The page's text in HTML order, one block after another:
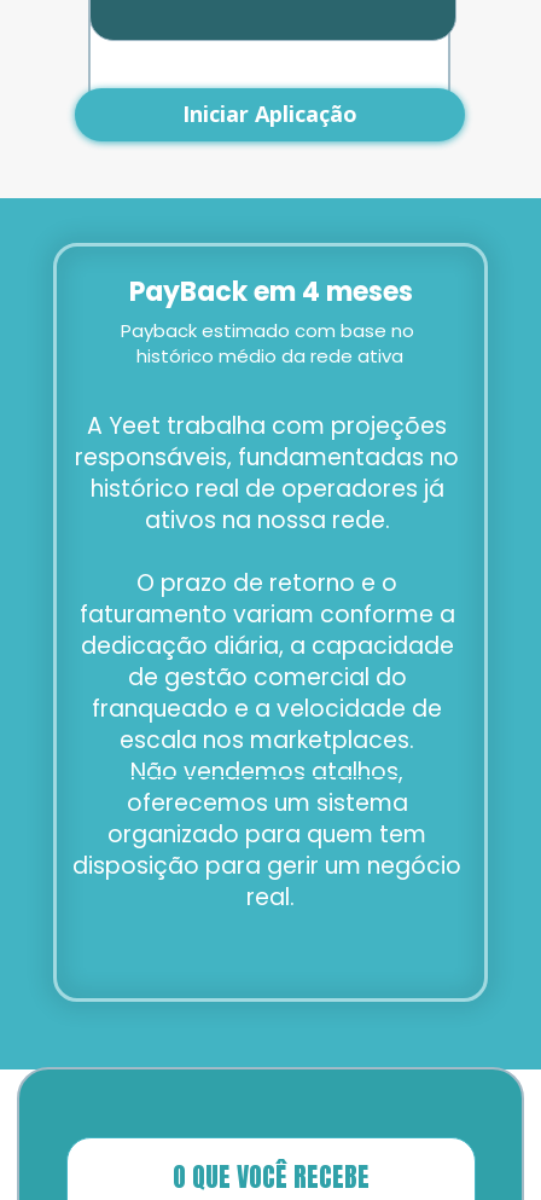
Iniciar Aplicação
PayBack em 4 meses
Payback estimado com base no
histórico médio da rede ativa
A Yeet trabalha com projeções
responsáveis, fundamentadas no
histórico real de operadores já
ativos na nossa rede.
O prazo de retorno e o
faturamento variam conforme a
dedicação diária, a capacidade
de gestão comercial do
franqueado e a velocidade de
escala nos marketplaces.
Não vendemos atalhos,
oferecemos um sistema
organizado para quem tem
disposição para gerir um negócio
real.
O QUE VOCÊ RECEBE